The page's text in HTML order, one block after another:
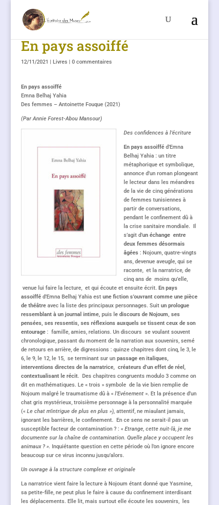
En pays assoiffé
12/11/2021 | Livres | 0 commentaires
En pays assoiffé
Emna Belhaj Yahia
Des femmes – Antoinette Fouque (2021)
(Par Annie Forest-Abou Mansour)
Des confidences à l’écriture
En pays assoiffé d’Emna
Belhaj Yahia : un titre
métaphorique et symbolique,
annonce d’un roman plongeant
le lecteur dans les méandres
de la vie de cinq générations
de femmes tunisiennes à
partir de conversations,
pendant le confinement dû à
la crise sanitaire mondiale. Il
s’agit d’un échange entre
deux femmes désormais
âgées : Nojoum, quatre-vingts
ans, devenue aveugle, qui se
raconte, et la narratrice,de
cinq ans de moins qu’elle,
venue lui faire la lecture, et qui écoute et ensuite écrit. En pays
assoiffé d’Emna Belhaj Yahia est une fiction s’ouvrant comme une pièce
de théâtreavec la liste des principaux personnages. Suit un prologue
ressemblant à un journal intime, puis l e discours de Nojoum, ses
pensées, ses ressentis, ses réflexions auxquels se tissent ceux de son
entourage: famille, amies, relations. Un discours se voulant souvent
chronologique, passant du moment de la narration aux souvenirs, semé
de retours en arrière, de digressions : quinze chapitres dont cinq, le 3, le
6, le 9, le 12, le 15, se terminant sur un passage en italiques,
interventions directes de la narratrice, créateurs d’un effet de réel,
contextualisant le récit. Des chapitres congruents modulo 3 comme on
dit en mathématiques. Le « trois » symbole de la vie bien remplie de
Nojoum malgré le traumatisme dû à « l’Evénement ». Et la présence d’un
chat gris mystérieux, troisième personnage à la personnalité marquée
(« Le chat m’intrigue de plus en plus »), attentif, ne miaulant jamais,
ignorant les barrières, le confinement. En ce sens ne serait-il pas un
susceptible facteur de contamination ? : « Etrange, cette nuit-là, je me
documente sur la chaîne de contamination. Quelle place y occupent les
animaux ? ». Inquiétante question en cette période où l’on ignore encore
beaucoup sur ce virus inconnu jusqu’alors.
Un ouvrage à la structure complexe et originale
La narratrice vient faire la lecture à Nojoum étant donné que Yasmine,
sa petite-fille, ne peut plus le faire à cause du confinement interdisant
les déplacements. Elle lit, mais surtout elle écoute les souvenirs, les